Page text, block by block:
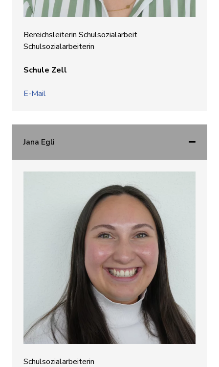
Bereichsleiterin Schulsozialarbeit
Schulsozialarbeiterin
Schule Zell
E-Mail
Jana Egli
Schulsozialarbeiterin